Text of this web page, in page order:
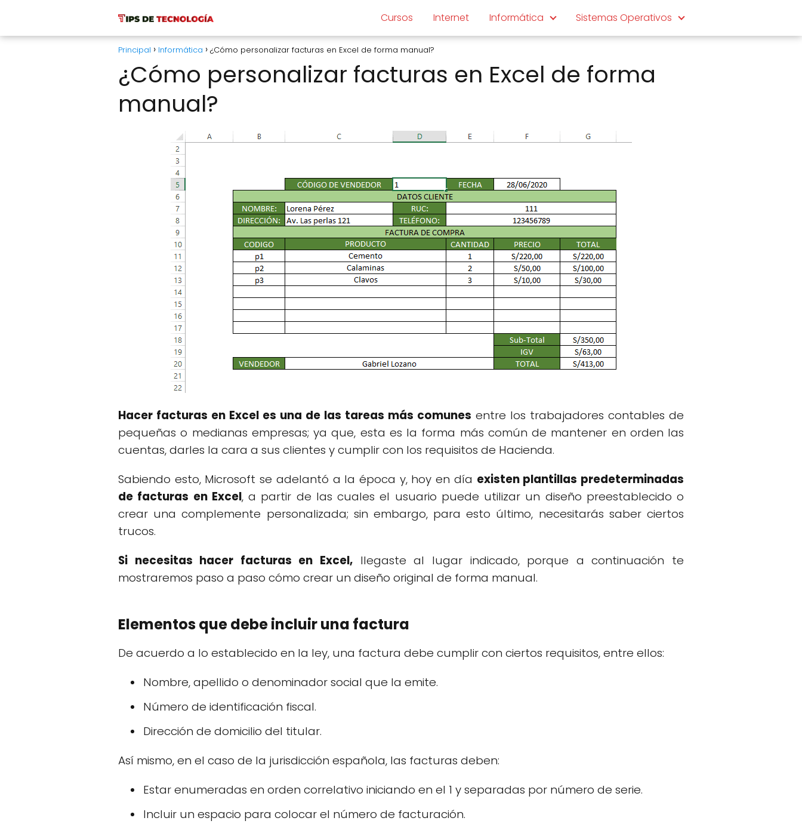
Cursos Internet Informática Sistemas Operativos
Principal Informática ¿Cómo personalizar facturas en Excel de forma manual?
¿Cómo personalizar facturas en Excel de forma
manual?
Hacer facturas en Excel es una de las tareas más comunes entre los trabajadores contables de
pequeñas o medianas empresas; ya que, esta es la forma más común de mantener en orden las
cuentas, darles la cara a sus clientes y cumplir con los requisitos de Hacienda.
Sabiendo esto, Microsoft se adelantó a la época y, hoy en día existen plantillas predeterminadas
de facturas en Excel, a partir de las cuales el usuario puede utilizar un diseño preestablecido o
crear una complemente personalizada; sin embargo, para esto último, necesitarás saber ciertos
trucos.
Si necesitas hacer facturas en Excel, llegaste al lugar indicado, porque a continuación te
mostraremos paso a paso cómo crear un diseño original de forma manual.
Elementos que debe incluir una factura
De acuerdo a lo establecido en la ley, una factura debe cumplir con ciertos requisitos, entre ellos:
Nombre, apellido o denominador social que la emite.
Número de identificación fiscal.
Dirección de domicilio del titular.
Así mismo, en el caso de la jurisdicción española, las facturas deben:
Estar enumeradas en orden correlativo iniciando en el 1 y separadas por número de serie.
Incluir un espacio para colocar el número de facturación.